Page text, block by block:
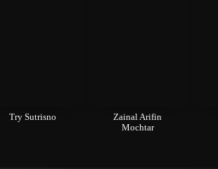
Try Sutrisno
Zainal Arifin
Mochtar